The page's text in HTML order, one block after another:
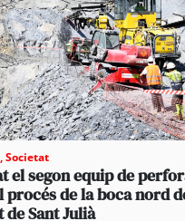
,Societat
el segon equip de
de la boca nord
Sant Julià